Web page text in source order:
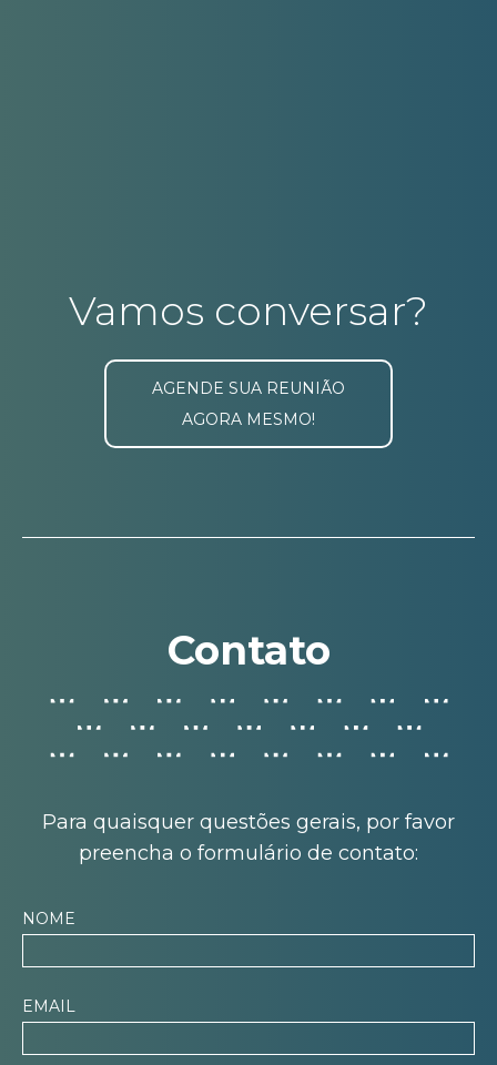
Vamos conversar?
AGENDE SUA REUNIÃO
AGORA MESMO!
Contato
Para quaisquer questões gerais, por favor
preencha o formulário de contato:
NOME
EMAIL